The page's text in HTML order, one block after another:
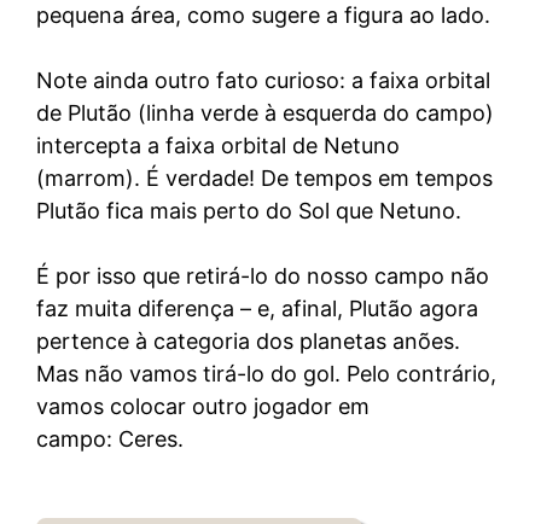
pequena área, como sugere a figura ao lado.
Note ainda outro fato curioso: a faixa orbital
de Plutão (linha verde à esquerda do campo)
intercepta a faixa orbital de Netuno
(marrom). É verdade! De tempos em tempos
Plutão fica mais perto do Sol que Netuno.
É por isso que retirá-lo do nosso campo não
faz muita diferença – e, afinal, Plutão agora
pertence à categoria dos planetas anões.
Mas não vamos tirá-lo do gol. Pelo contrário,
vamos colocar outro jogador em
campo: Ceres.